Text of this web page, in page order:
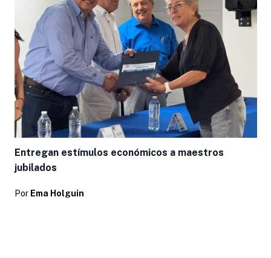
Entregan estímulos económicos a maestros
jubilados
Por Ema Holguin